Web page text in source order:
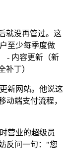
就没再管过。这
至少每季度做
- 内容更新（新
补丁）
新网站。他说这
动端支付流程，
营业的超级员
反问一句："您